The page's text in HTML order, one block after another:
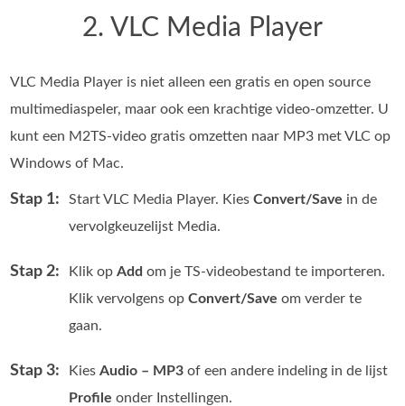
2. VLC Media Player
VLC Media Player is niet alleen een gratis en open source
multimediaspeler, maar ook een krachtige video-omzetter. U
kunt een M2TS-video gratis omzetten naar MP3 met VLC op
Windows of Mac.
Stap 1: Start VLC Media Player. KiesConvert/Save in de
vervolgkeuzelijst Media.
Stap 2: Klik opAdd om je TS-videobestand te importeren.
Klik vervolgens opConvert/Save om verder te
gaan.
Stap 3: KiesAudio – MP3 of een andere indeling in de lijst
Profile onder Instellingen.